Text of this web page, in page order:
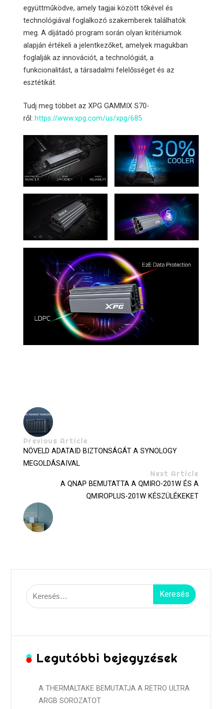
együttműködve, amely tagjai között tőkével és
technológiával foglalkozó szakemberek találhatók
meg. A díjátadó program során olyan kritériumok
alapján értékeli a jelentkezőket, amelyek magukban
foglalják az innovációt, a technológiát, a
funkcionalitást, a társadalmi felelősséget és az
esztétikát.
Tudj meg többet az XPG GAMMIX S70-
ről: https://www.xpg.com/us/xpg/685
Previous Article
NÖVELD ADATAID BIZTONSÁGÁT A SYNOLOGY
MEGOLDÁSAIVAL
Next Article
A QNAP BEMUTATTA A QMIRO-201W ÉS A
QMIROPLUS-201W KÉSZÜLÉKEKET
Keresés:
Legutóbbi bejegyzések
A THERMALTAKE BEMUTATJA A RETRO ULTRA
ARGB SOROZATOT